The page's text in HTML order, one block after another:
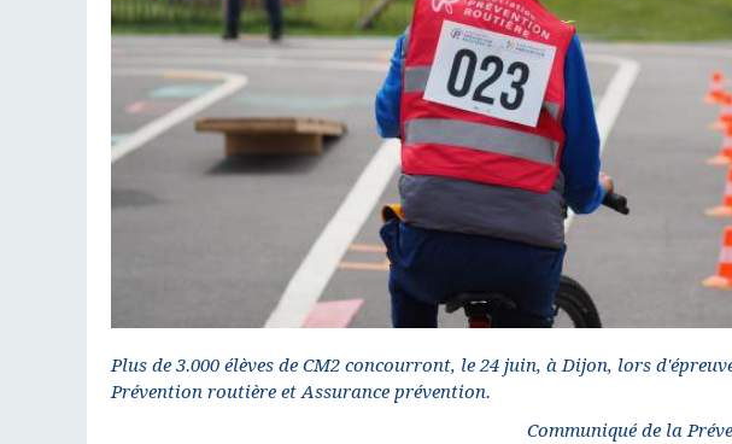
Plus de 3.000 élèves de CM2 concourront, le 24 juin, à Dijon, lors
Prévention routière et Assurance prévention.
Communiqué de la